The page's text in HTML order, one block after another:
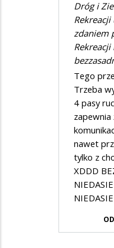
Dróg i
zdaniem
Tego
Trzeba
4 pasy
nawet
tylko z
XDDD